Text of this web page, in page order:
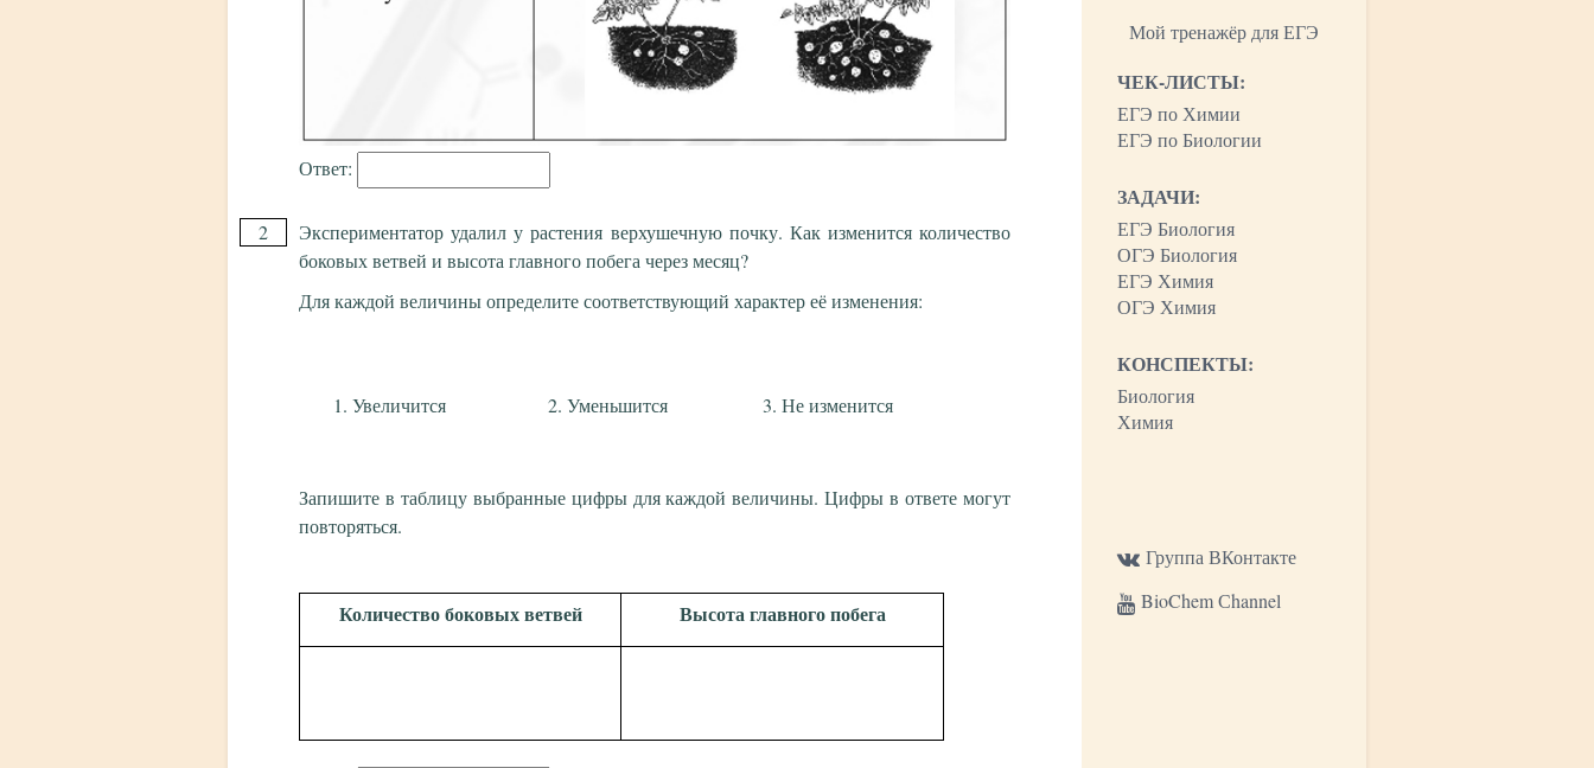
Мой тренажёр для ЕГЭ
ЧЕК-ЛИСТЫ:
ЕГЭ по Химии
ЕГЭ по Биологии
ЗАДАЧИ:
ЕГЭ Биология
ОГЭ Биология
ЕГЭ Химия
ОГЭ Химия
КОНСПЕКТЫ:
Биология
Химия
Группа ВКонтакте
BioChem Сhannel
Ответ:
2
Экспериментатор удалил у растения верхушечную почку. Как изменится количество
боковых ветвей и высота главного побега через месяц?
Для каждой величины определите соответствующий характер её изменения:
Увеличится Уменьшится Не изменится
Запишите в таблицу выбранные цифры для каждой величины. Цифры в ответе могут
повторяться.
Количество боковых ветвей Высота главного побега